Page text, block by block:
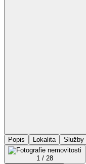
Popis
Lokalita Služby
1 / 28